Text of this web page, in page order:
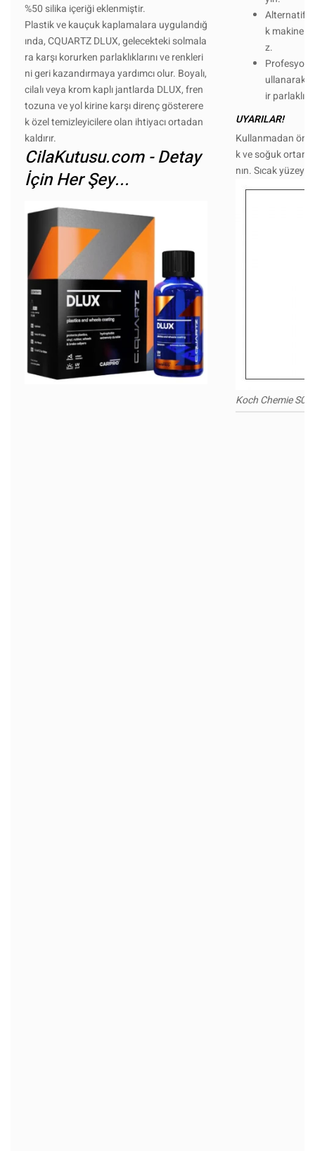
%50 silika içeriği eklenmiştir.
Plastik ve kauçuk kaplamalara uygulandığ
ında, CQUARTZ DLUX, gelecekteki solmala
ra karşı korurken parlaklıklarını ve renkleri
ni geri kazandırmaya yardımcı olur. Boyalı,
cilalı veya krom kaplı jantlarda DLUX, fren
tozuna ve yol kirine karşı direnç gösterere
k özel temizleyicilere olan ihtiyacı ortadan
kaldırır.
CilaKutusu.com - Detay
İçin Her Şey...
Alternatif
k makine
z.
ullanarak
ir parlaklık
UYARILAR!
Kullanmadan
k ve soğuk
nın. Sıcak
Koch Chemie